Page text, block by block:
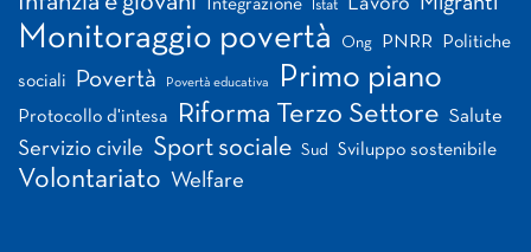
Integrazione Istat
Monitoraggio povertà Ong PNRR Politiche
sociali Povertà Povertà educativa Primo piano
Protocollo d'intesa Riforma Terzo Settore Salute
Servizio civile Sport sociale Sud Sviluppo sostenibile
Volontariato Welfare